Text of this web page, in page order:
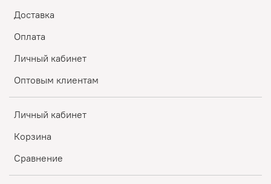
Доставка
Оплата
Личный кабинет
Оптовым клиентам
Личный кабинет
Корзина
Сравнение